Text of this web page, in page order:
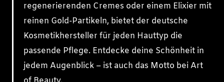
regenerierenden Cremes oder einem Elixier mit
reinen Gold-Partikeln, bietet der deutsche
Kosmetikhersteller für jeden Hauttyp die
passende Pflege. Entdecke deine Schönheit in
jedem Augenblick – ist auch das Motto bei Art